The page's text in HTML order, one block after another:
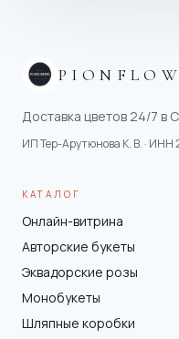
Доставка цветов 24/7 в
ИП Тер-Арутюнова К. В. · ИНН
КАТАЛОГ
Онлайн-витрина
Авторские букеты
Эквадорские розы
Монобукеты
Шляпные коробки